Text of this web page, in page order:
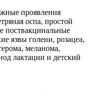
проявления
оспа, простой
поствакцинальные
язвы голени, розацеа,
меланома,
лактации и детский